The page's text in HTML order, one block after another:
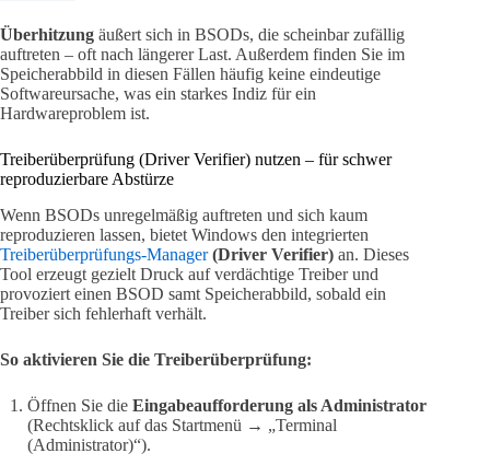
Überhitzung äußert sich in BSODs, die scheinbar zufällig
auftreten – oft nach längerer Last. Außerdem finden Sie im
Speicherabbild in diesen Fällen häufig keine eindeutige
Softwareursache, was ein starkes Indiz für ein
Hardwareproblem ist.
Treiberüberprüfung (Driver Verifier) nutzen – für schwer
reproduzierbare Abstürze
Wenn BSODs unregelmäßig auftreten und sich kaum
reproduzieren lassen, bietet Windows den integrierten
Treiberüberprüfungs-Manager(Driver Verifier) an. Dieses
Tool erzeugt gezielt Druck auf verdächtige Treiber und
provoziert einen BSOD samt Speicherabbild, sobald ein
Treiber sich fehlerhaft verhält.
So aktivieren Sie die Treiberüberprüfung:
Öffnen Sie die Eingabeaufforderung als Administrator
(Rechtsklick auf das Startmenü → „Terminal
(Administrator)“).